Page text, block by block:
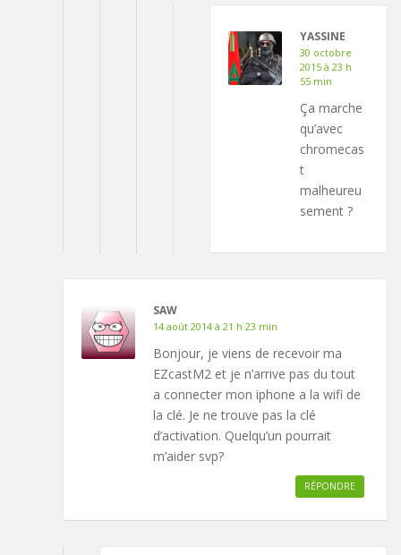
YASSINE
30 octobre
2015 à 23 h
55 min
Ça marche
qu’avec
chromecas
t
malheureu
sement ?
SAW
14 août 2014 à 21 h 23 min
Bonjour, je viens de recevoir ma
EZcastM2 et je n’arrive pas du tout
a connecter mon iphone a la wifi de
la clé. Je ne trouve pas la clé
d’activation. Quelqu’un pourrait
m’aider svp?
RÉPONDRE